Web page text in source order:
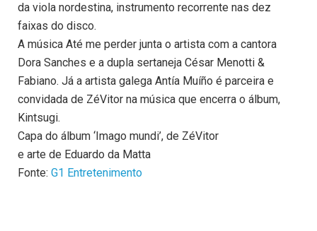
da viola nordestina, instrumento recorrente nas dez
faixas do disco.
A música Até me perder junta o artista com a cantora
Dora Sanches e a dupla sertaneja César Menotti &
Fabiano. Já a artista galega Antía Muíño é parceira e
convidada de ZéVitor na música que encerra o álbum,
Kintsugi.
Capa do álbum ‘Imago mundi’, de ZéVitor
e arte de Eduardo da Matta
Fonte: G1 Entretenimento